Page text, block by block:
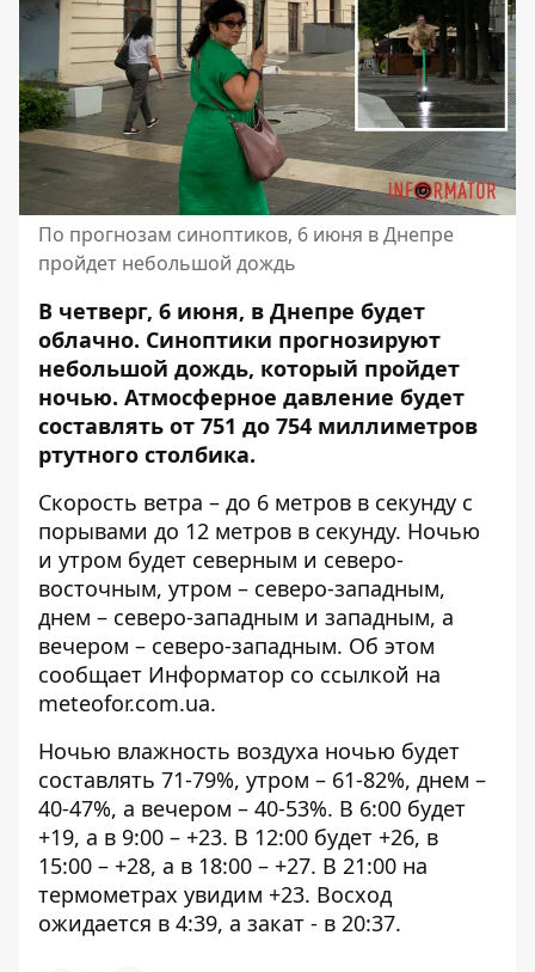
По прогнозам синоптиков, 6 июня в Днепре
пройдет небольшой дождь
В четверг, 6 июня, в Днепре будет
облачно. Синоптики прогнозируют
небольшой дождь, который пройдет
ночью. Атмосферное давление будет
составлять от 751 до 754 миллиметров
ртутного столбика.
Скорость ветра – до 6 метров в секунду с
порывами до 12 метров в секунду. Ночью
и утром будет северным и северо-
восточным, утром – северо-западным,
днем ​​– северо-западным и западным, а
вечером – северо-западным. Об этом
сообщает Информатор со ссылкой на
meteofor.com.ua.
Ночью влажность воздуха ночью будет
составлять 71-79%, утром – 61-82%, днем ​​–
40-47%, а вечером – 40-53%. В 6:00 будет
+19, а в 9:00 – +23. В 12:00 будет +26, в
15:00 – +28, а в 18:00 – +27. В 21:00 на
термометрах увидим +23. Восход
ожидается в 4:39, а закат - в 20:37.